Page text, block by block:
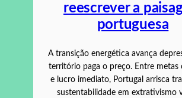
reescrever a
portuguesa
A transição energética avança
território paga o preço. Entre metas
e lucro imediato, Portugal arrisca
sustentabilidade em extrativismo